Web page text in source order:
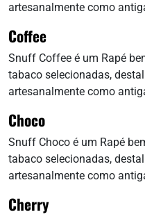
artesanalmente como
Coffee
Snuff Coffee é um Rapé
tabaco selecionadas,
artesanalmente como
Choco
Snuff Choco é um Rapé
tabaco selecionadas,
artesanalmente como
Cherry